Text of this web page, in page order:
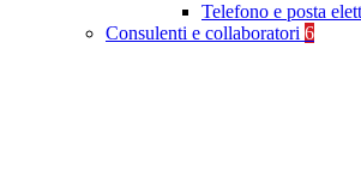
Telefono e posta
Consulenti e collaboratori 6